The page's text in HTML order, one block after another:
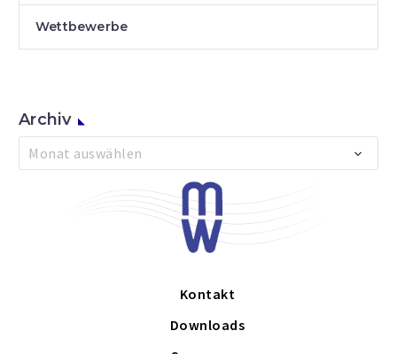
Wettbewerbe
Archiv
Archiv
Monat auswählen
Kontakt
Downloads